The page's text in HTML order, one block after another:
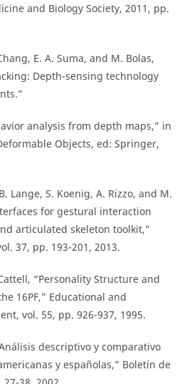
and Biology Society, 2011, pp.
E. A. Suma, and M. Bolas,
Depth-sensing technology
analysis from depth maps,” in
Objects, ed: Springer,
Lange, S. Koenig, A. Rizzo, and M.
for gestural interaction
articulated skeleton toolkit,”
37, pp. 193-201, 2013.
“Personality Structure and
16PF,” Educational and
vol. 55, pp. 926-937, 1995.
descriptivo y comparativo
y españolas,” Boletín de